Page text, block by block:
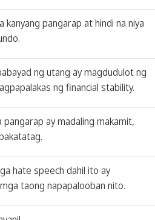
kanyang pangarap at hindi na niya
ng utang ay magdudulot ng
ng financial stability.
ay madaling makamit,
hate speech dahil ito ay
taong napapalooban nito.